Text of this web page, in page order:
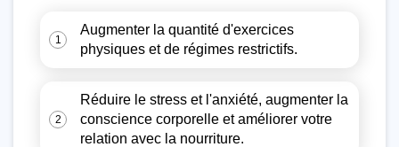
1
Augmenter la quantité d'exercices
physiques et de régimes restrictifs.
2
Réduire le stress et l'anxiété, augmenter la
conscience corporelle et améliorer votre
relation avec la nourriture.